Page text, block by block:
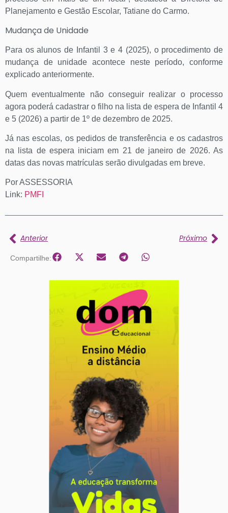
Planejamento e Gestão Escolar, Tatiane do Carmo.
Mudança de Unidade
Para os alunos de Infantil 3 e 4 (2025), o procedimento de
mudança de unidade acontece neste período, conforme
explicado anteriormente.
Quem eventualmente não conseguir realizar o processo
agora poderá cadastrar o filho na lista de espera de Infantil 4
e 5 (2026) a partir de 1º de dezembro de 2025.
Já nas escolas, os pedidos de transferência e os cadastros
na lista de espera iniciam em 21 de janeiro de 2026. As
datas das novas matrículas serão divulgadas em breve.
Por ASSESSORIA
Link: PMFI
Anterior Próximo
Compartilhe: